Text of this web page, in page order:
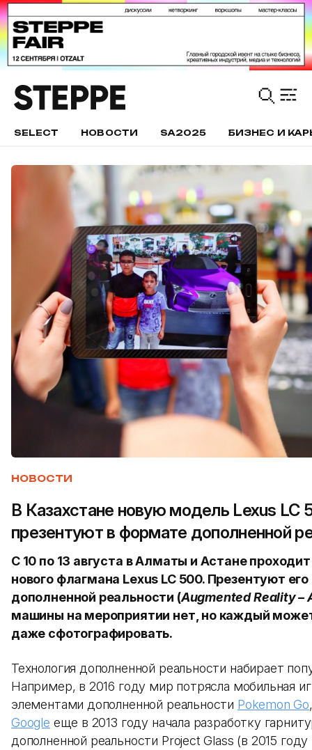
SELECT НОВОСТИ SA2025 БИЗНЕС И
НОВОСТИ
В Казахстане новую модель Lexus LC
презентуют в формате дополненной
С 10 по 13 августа в Алматы и Астане
нового флагмана Lexus LC 500. Презентуют
дополненной реальности (Augmented Reality –
машины на мероприятии нет, но каждый
даже сфотографировать.
Технология дополненной реальности набирает
Например, в 2016 году мир потрясла мобильная
элементами дополненной реальности Pokemon Go
Google еще в 2013 году начала разработку
дополненной реальности Project Glass (в 2015